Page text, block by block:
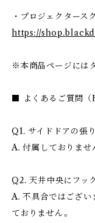
・プロジェクタース
https://
※本商品ページには
■ よくあるご質問（
Q1. サイドドアの張
A. 付属しておりませ
Q2. 天井中央にフッ
A. 不具合ではござい
ておりません。